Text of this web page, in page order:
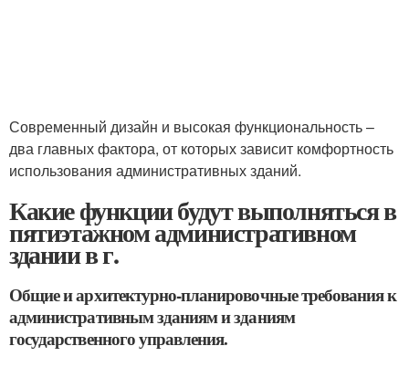
Современный дизайн и высокая функциональность –
два главных фактора, от которых зависит комфортность
использования административных зданий.
Какие функции будут выполняться в
пятиэтажном административном
здании в г.
Общие и архитектурно-планировочные требования к
административным зданиям и зданиям
государственного управления.